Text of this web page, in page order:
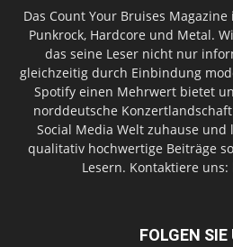
Das Count Your Bruises
Punkrock, Hardcore und Metal.
das seine Leser nicht nur
gleichzeitig durch Einbindung
Spotify einen Mehrwert bietet
norddeutsche
Social Media Welt zuhause
qualitativ hochwertige Beiträge
Lesern. Kontaktiere uns:
FOLGEN SIE